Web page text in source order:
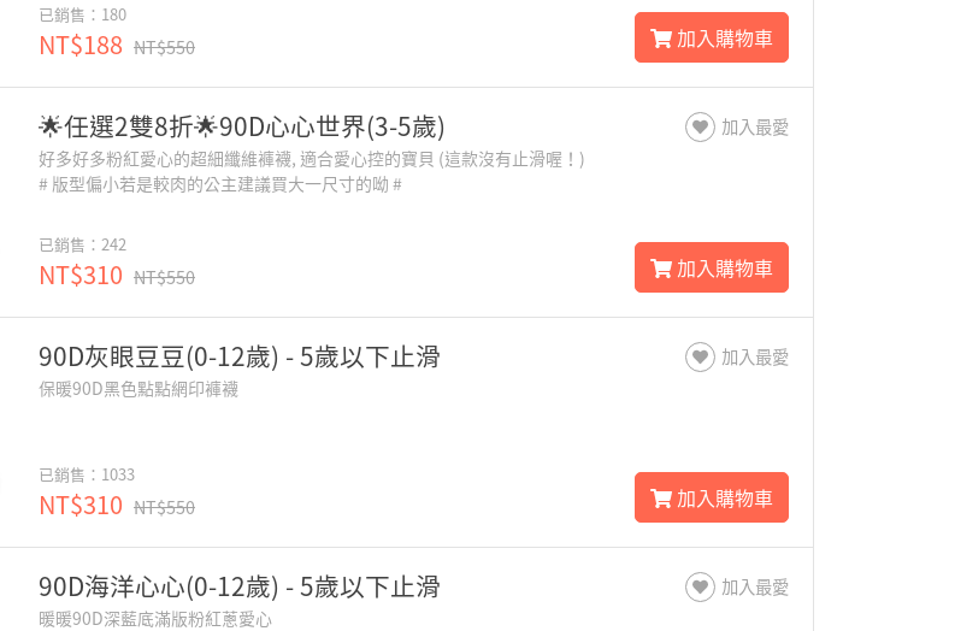
已銷售：180
NT$188 NT$550 加入購物車
🌟任選2雙8折🌟90D心心世界(3-5歲)
好多好多粉紅愛心的超細纖維褲襪, 適合愛心控的寶貝 (這款沒有止滑喔！)
# 版型偏小若是較肉的公主建議買大一尺寸的呦 #
已銷售：242
NT$310 NT$550
加入最愛
加入購物車
90D灰眼豆豆(0-12歲) - 5歲以下止滑
保暖90D黑色點點網印褲襪
已銷售：1033
NT$310 NT$550
加入最愛
加入購物車
90D海洋心心(0-12歲) - 5歲以下止滑
暖暖90D深藍底滿版粉紅蔥愛心
加入最愛